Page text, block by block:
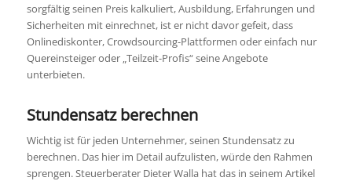
sorgfältig seinen Preis kalkuliert, Ausbildung, Erfahrungen und
Sicherheiten mit einrechnet, ist er nicht davor gefeit, dass
Onlinediskonter, Crowdsourcing-Plattformen oder einfach nur
Quereinsteiger oder „Teilzeit-Profis“ seine Angebote
unterbieten.
Stundensatz berechnen
Wichtig ist für jeden Unternehmer, seinen Stundensatz zu
berechnen. Das hier im Detail aufzulisten, würde den Rahmen
sprengen. Steuerberater Dieter Walla hat das in seinem Artikel